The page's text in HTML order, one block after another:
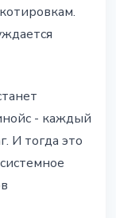
- каждый
И тогда это